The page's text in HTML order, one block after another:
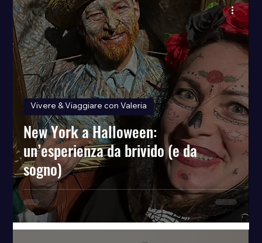
New York a Halloween:
un’esperienza da brivido (e da
sogno)
Vivere & Viaggiare con Valeria